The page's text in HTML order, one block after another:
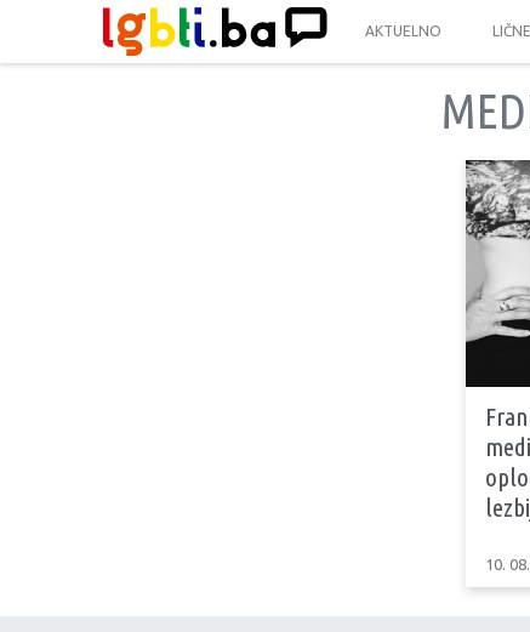
AKTUELNO
10.